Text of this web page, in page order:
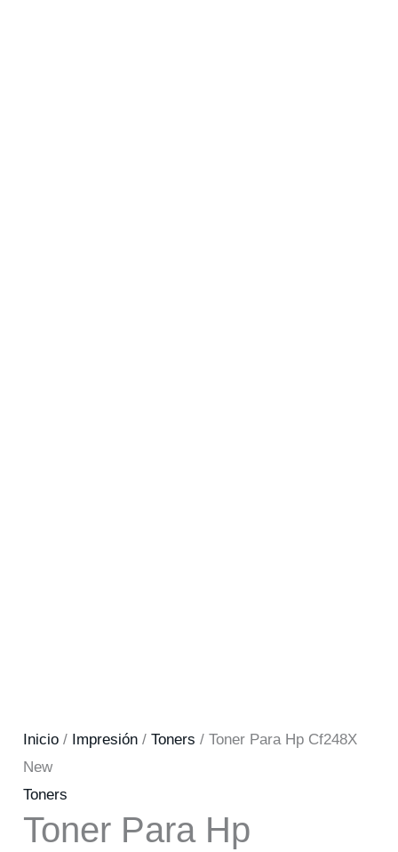
Inicio / Impresión /Toners / Toner Para Hp Cf248X
New
Toners
Toner Para Hp